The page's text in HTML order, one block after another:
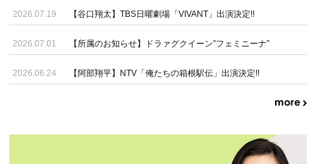
2026.07.19 【谷口翔太】TBS日曜劇場「VIVANT」出演決定!!
2026.07.01 【所属のお知らせ】ドラァグクイーン”フェミニーナ”
2026.06.24 【阿部翔平】NTV「俺たちの箱根駅伝」出演決定!!